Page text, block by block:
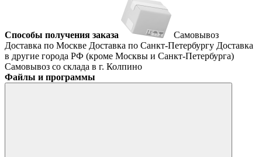
Способы получения заказа
Самовывоз
Доставка по Москве Доставка по Санкт-Петербургу Доставка
в другие города РФ (кроме Москвы и Санкт-Петербурга)
Самовывоз со склада в г. Колпино
Файлы и программы